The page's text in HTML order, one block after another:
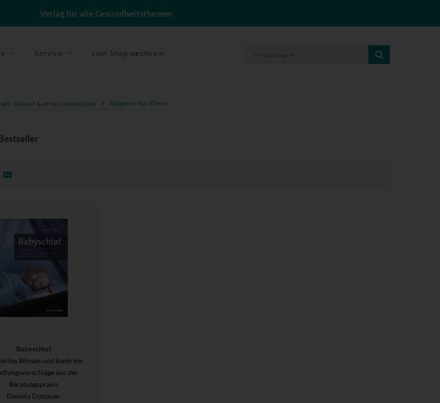
Verlag für alle Gesundheitsthemen
Service zum Shop wechseln
Geburt & erste Lebensjahre Ratgeber für Eltern
Babyschlaf
Wissen und konkrete
aus der
Beratungspraxis
Daniela Dotzauer